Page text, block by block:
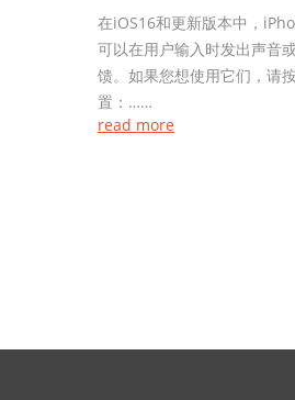
在iOS16和更新版本中，
可以在用户输入时发出声音
馈。如果您想使用它们，请
置：……
read more